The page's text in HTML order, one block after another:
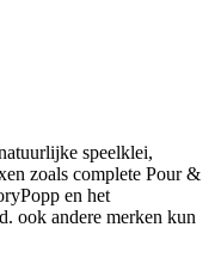
speelklei,
zoals complete Pour &
en het
ook andere merken kun